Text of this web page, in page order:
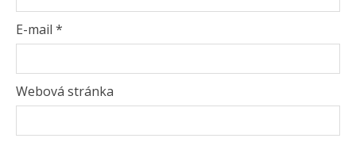
E-mail *
Webová stránka